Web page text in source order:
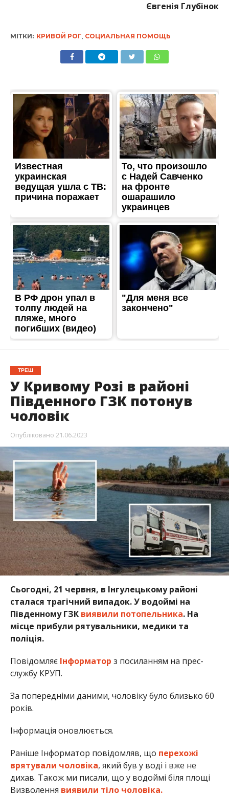
Євгенія Глубінок
МІТКИ: КРИВОЙ РОГ СОЦИАЛЬНАЯ ПОМОЩЬ
ТРЕШ
У Кривому Розі в районі
Південного ГЗК потонув
чоловік
Опубліковано 21.06.2023
Сьогодні, 21 червня, в Інгулецькому районі
сталася трагічний випадок. У водоймі на
Південному ГЗК виявили потопельника. На
місце прибули рятувальники, медики та
поліція.
Повідомляє Інформатор з посиланням на прес-
службу КРУП.
За попередніми даними, чоловіку було близько 60
років.
Інформація оновлюється.
Раніше Інформатор повідомляв, що перехожі
врятували чоловіка, який був у воді і вже не
дихав. Також ми писали, що у водоймі біля площі
Визволення виявили тіло чоловіка.